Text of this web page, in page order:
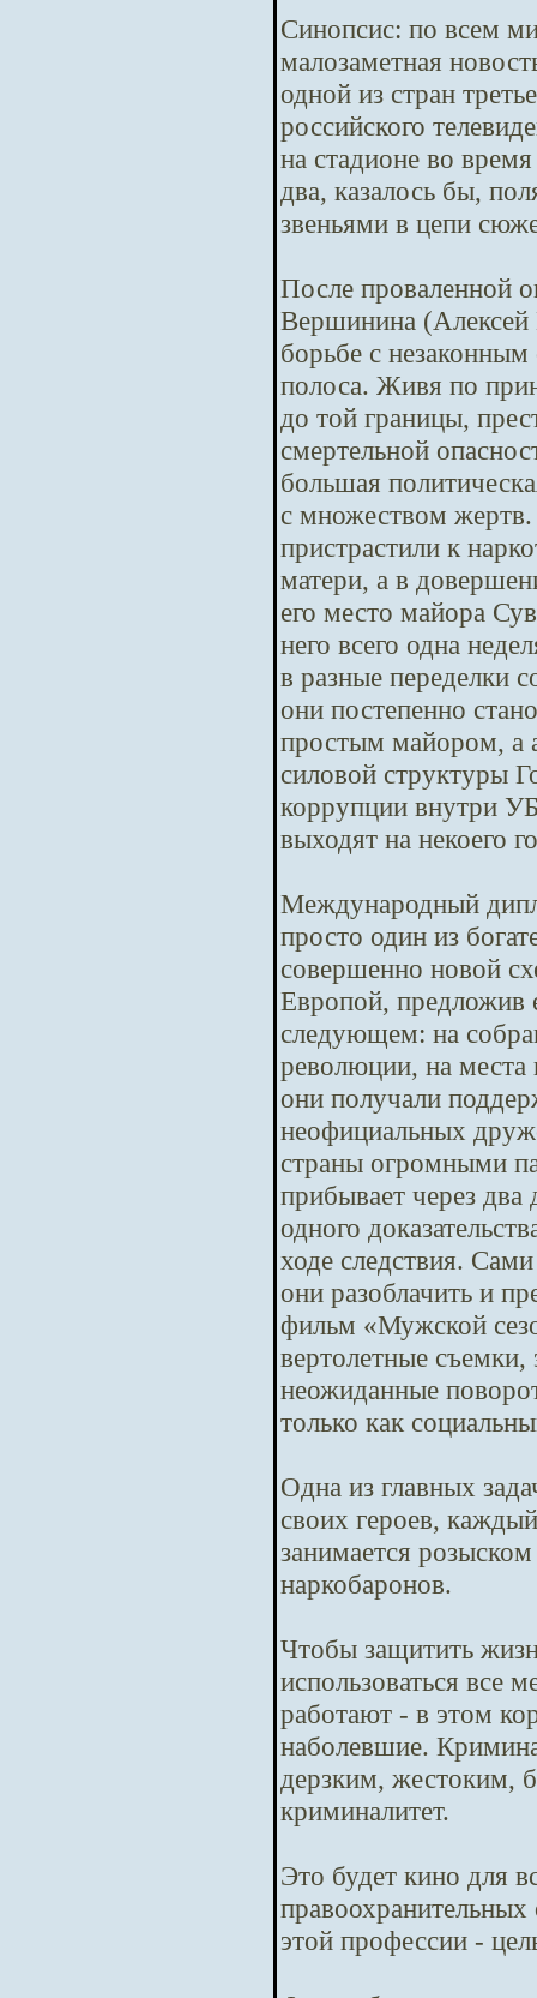
Синопсис: по всем
малозаметная
одной из стран
российского
на стадионе во
два, казалось бы,
звеньями в цепи
После проваленной
Вершинина (Алексей
борьбе с
полоса. Живя по
до той границы,
смертельной
большая
с множеством
пристрастили к
матери, а в
его место майора
него всего одна
в разные переделки
они постепенно
простым майором, а
силовой структуры
коррупции внутри
выходят на некоего
Международный
просто один из
совершенно новой
Европой, предложив
следующем: на
революции, на места
они получали
неофициальных
страны огромными
прибывает через
одного
ходе следствия.
они разоблачить и
фильм «Мужской
вертолетные
неожиданные
только как
Одна из главных
своих героев,
занимается
наркобаронов.
Чтобы защитить
использоваться все
работают - в этом
наболевшие.
дерзким, жестоким,
криминалитет.
Это будет кино для
этой профессии -